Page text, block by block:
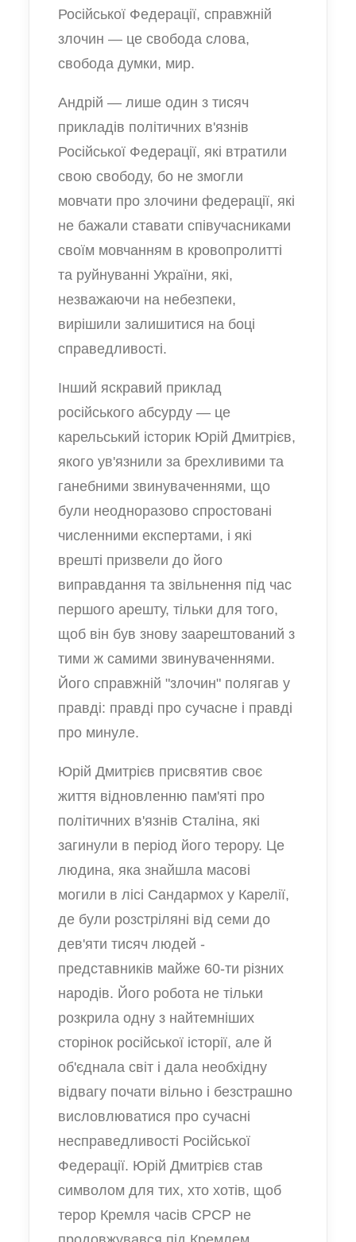
Російської Федерації, справжній
злочин — це свобода слова,
свобода думки, мир.
Андрій — лише один з тисяч
прикладів політичних в'язнів
Російської Федерації, які втратили
свою свободу, бо не змогли
мовчати про злочини федерації, які
не бажали ставати співучасниками
своїм мовчанням в кровопролитті
та руйнуванні України, які,
незважаючи на небезпеки,
вирішили залишитися на боці
справедливості.
Інший яскравий приклад
російського абсурду — це
карельський історик Юрій Дмитрієв,
якого ув'язнили за брехливими та
ганебними звинуваченнями, що
були неодноразово спростовані
численними експертами, і які
врешті призвели до його
виправдання та звільнення під час
першого арешту, тільки для того,
щоб він був знову заарештований з
тими ж самими звинуваченнями.
Його справжній "злочин" полягав у
правді: правді про сучасне і правді
про минуле.
Юрій Дмитрієв присвятив своє
життя відновленню пам'яті про
політичних в'язнів Сталіна, які
загинули в період його терору. Це
людина, яка знайшла масові
могили в лісі Сандармох у Карелії,
де були розстріляні від семи до
дев'яти тисяч людей -
представників майже 60-ти різних
народів. Його робота не тільки
розкрила одну з найтемніших
сторінок російської історії, але й
об'єднала світ і дала необхідну
відвагу почати вільно і безстрашно
висловлюватися про сучасні
несправедливості Російської
Федерації. Юрій Дмитрієв став
символом для тих, хто хотів, щоб
терор Кремля часів СРСР не